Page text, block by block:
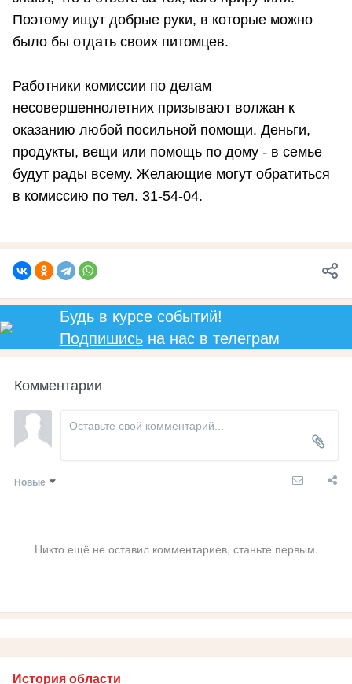
Поэтому ищут добрые руки, в которые можно
было бы отдать своих питомцев.
Работники комиссии по делам
несовершеннолетних призывают волжан к
оказанию любой посильной помощи. Деньги,
продукты, вещи или помощь по дому - в семье
будут рады всему. Желающие могут обратиться
в комиссию по тел. 31-54-04.
Будь в курсе событий!
Подпишисьна нас в телеграм
Комментарии
Новые
Никто ещё не оставил комментариев, станьте первым.
История области